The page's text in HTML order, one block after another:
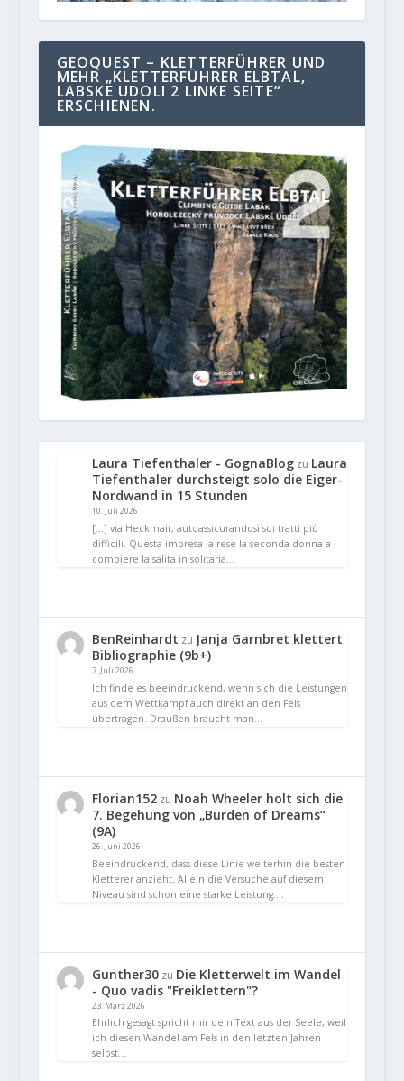
GEOQUEST – KLETTERFÜHRER UND
MEHR „KLETTERFÜHRER ELBTAL,
LABSKE UDOLI 2 LINKE SEITE“
ERSCHIENEN.
Laura Tiefenthaler - GognaBlogzu Laura
Tiefenthaler durchsteigt solo die Eiger-
Nordwand in 15 Stunden
10. Juli 2026
[…] via Heckmair, autoassicurandosi sui tratti più
difficili. Questa impresa la rese la seconda donna a
compiere la salita in solitaria…
BenReinhardt zu Janja Garnbret klettert
Bibliographie (9b+)
7. Juli 2026
Ich finde es beeindruckend, wenn sich die Leistungen
aus dem Wettkampf auch direkt an den Fels
übertragen. Draußen braucht man…
Florian152zu Noah Wheeler holt sich die
7. Begehung von „Burden of Dreams“
(9A)
26. Juni 2026
Beeindruckend, dass diese Linie weiterhin die besten
Kletterer anzieht. Allein die Versuche auf diesem
Niveau sind schon eine starke Leistung.…
Gunther30zu Die Kletterwelt im Wandel
- Quo vadis "Freiklettern"?
23. März 2026
Ehrlich gesagt spricht mir dein Text aus der Seele, weil
ich diesen Wandel am Fels in den letzten Jahren
selbst…